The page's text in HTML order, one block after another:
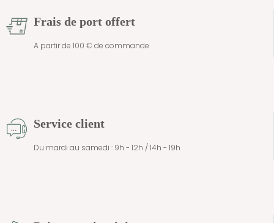
Frais de port offert
A partir de 100 € de commande
Service client
Du mardi au samedi : 9h - 12h / 14h - 19h